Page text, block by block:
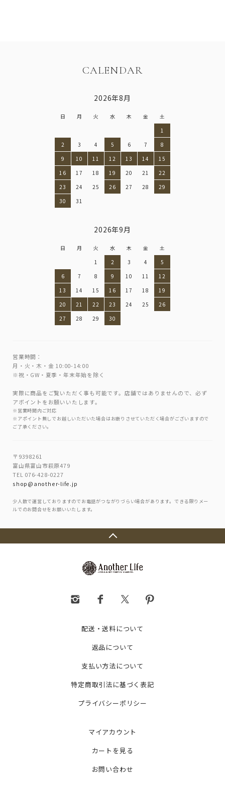
CALENDAR
2026年8月
日 月 火 水 木 金
土
1
2
3 4 5 6 7
8
9
10 11 12 13 14
15
16
17 18 19 20 21
22
23
24 25 26 27 28
29
30
31
2026年9月
日 月 火 水 木 金
土
1
2 3 4
5
6
7 8 9 10 11
12
13
14 15 16 17 18
19
20
21 22 23 24 25
26
27
28 29 30
営業時間：
月・火・木・金 10:00-14:00
※祝・GW・夏季・年末年始を除く
実際に商品をご覧いただく事も可能です。店舗ではありませんので、必ず
アポイントをお願いいたします。
※営業時間内ご対応
※アポイント無しでお越しいただいた場合はお断りさせていただく場合がございますので
ご了承ください。
〒9398261
富山県富山市萩原479
TEL 076-428-0227
shop@another-life.jp
少人数で運営しておりますのでお電話がつながりづらい場合があります。できる限りメー
ルでのお問合せをお願いいたします。
配送・送料について
返品について
支払い方法について
特定商取引法に基づく表記
プライバシーポリシー
マイアカウント
カートを見る
お問い合わせ